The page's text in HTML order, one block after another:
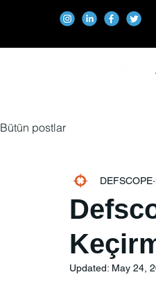
Bütün postlar
DEFSCOPE
Updated: May 24,